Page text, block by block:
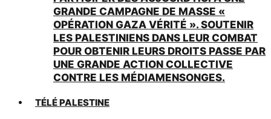
GRANDE CAMPAGNE DE MASSE «
OPÉRATION GAZA VÉRITÉ ». SOUTENIR
LES PALESTINIENS DANS LEUR COMBAT
POUR OBTENIR LEURS DROITS PASSE PAR
UNE GRANDE ACTION COLLECTIVE
CONTRE LES MÉDIAMENSONGES.
TÉLÉ PALESTINE